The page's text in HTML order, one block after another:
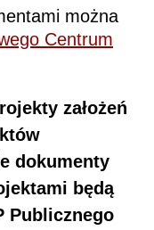
można
Centrum
założeń
dokumenty
będą
Publicznego